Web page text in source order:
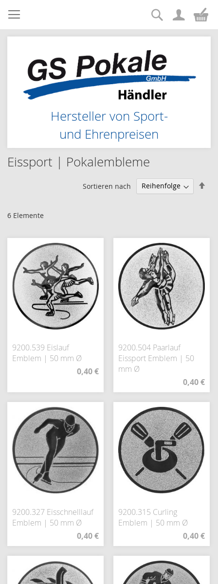
Zum
Inhalt
springen
Hersteller von Sport-
und Ehrenpreisen
Suche
Eissport | Pokalembleme
6 Elemente
Sortieren nach
9200.539 Eislauf
Emblem | 50 mm Ø
0,40 €
9200.504 Paarlauf
Eissport Emblem | 50
mm Ø
0,40 €
9200.327 Eisschnelllauf
Emblem | 50 mm Ø
0,40 €
9200.315 Curling
Emblem | 50 mm Ø
0,40 €